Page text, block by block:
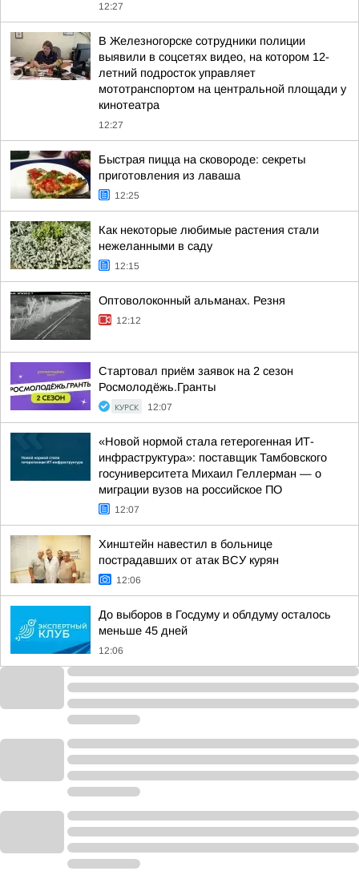
12:27
В Железногорске сотрудники полиции
выявили в соцсетях видео, на котором 12-
летний подросток управляет
мототранспортом на центральной площади у
кинотеатра
12:27
Быстрая пицца на сковороде: секреты
приготовления из лаваша
12:25
Как некоторые любимые растения стали
нежеланными в саду
12:15
Оптоволоконный альманах. Резня
12:12
Стартовал приём заявок на 2 сезон
Росмолодёжь.Гранты
КУРСК 12:07
«Новой нормой стала гетерогенная ИТ-
инфраструктура»: поставщик Тамбовского
госуниверситета Михаил Геллерман — о
миграции вузов на российское ПО
12:07
Хинштейн навестил в больнице
пострадавших от атак ВСУ курян
12:06
До выборов в Госдуму и облдуму осталось
меньше 45 дней
12:06